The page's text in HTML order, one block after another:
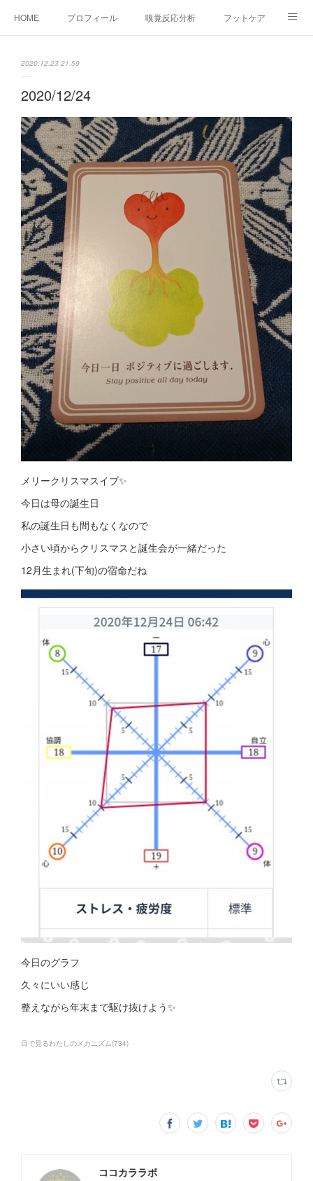
HOME プロフィール 嗅覚反応分析 フットケア
2020.12.23 21:59
2020/12/24
メリークリスマスイブ✨
今日は母の誕生日
私の誕生日も間もなくなので
小さい頃からクリスマスと誕生会が一緒だった
12月生まれ(下旬)の宿命だね
今日のグラフ
久々にいい感じ
整えながら年末まで駆け抜けよう✨
目で見るわたしのメカニズム(734)
ココカララボ